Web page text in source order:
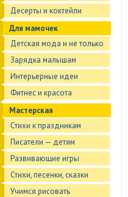
Десерты и коктейли
Для мамочек
Детская мода и не только
Зарядка малышам
Интерьерные идеи
Фитнес и красота
Мастерская
Стихи к праздникам
Писатели — детям
Развивающие игры
Стихи, песенки, сказки
Учимся рисовать